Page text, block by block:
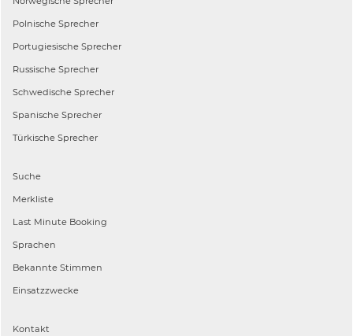
Polnische Sprecher
Portugiesische Sprecher
Russische Sprecher
Schwedische Sprecher
Spanische Sprecher
Türkische Sprecher
Suche
Merkliste
Last Minute Booking
Sprachen
Bekannte Stimmen
Einsatzzwecke
Kontakt